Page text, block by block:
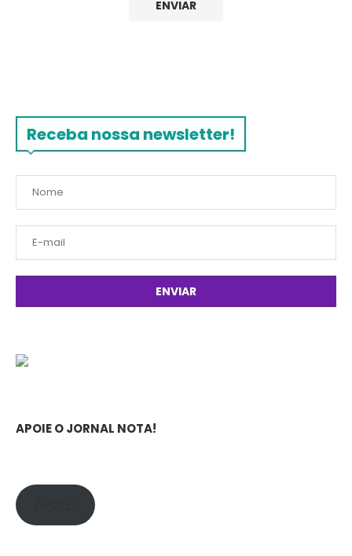
Receba nossa newsletter!
APOIE O JORNAL NOTA!